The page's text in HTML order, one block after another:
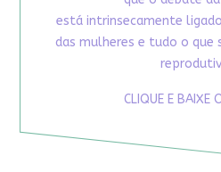
está intrinsecamente
das mulheres e tudo o que
CLIQUE E BAIXE